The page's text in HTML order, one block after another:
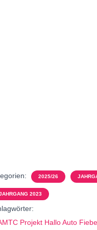
2025/26
2023
Projekt Hallo Auto